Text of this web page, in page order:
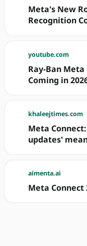
Meta's New
Recognition
youtube.com
Ray-Ban Meta
Coming in
khaleejtimes.com
Meta
updates'
aimenta.ai
Meta Connect